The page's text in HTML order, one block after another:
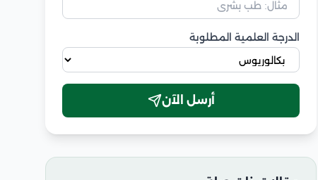
الدرجة العلمية المطلوبة
أرسل الآن